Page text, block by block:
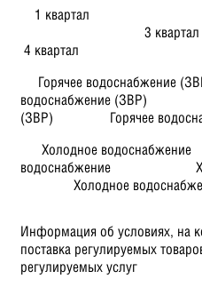
1 квартал
3
4 квартал
Горячее
водоснабжение (ЗВР)
(ЗВР) Горячее
Холодное
водоснабжение
Холодное
Информация об условиях, на
поставка регулируемых
регулируемых услуг